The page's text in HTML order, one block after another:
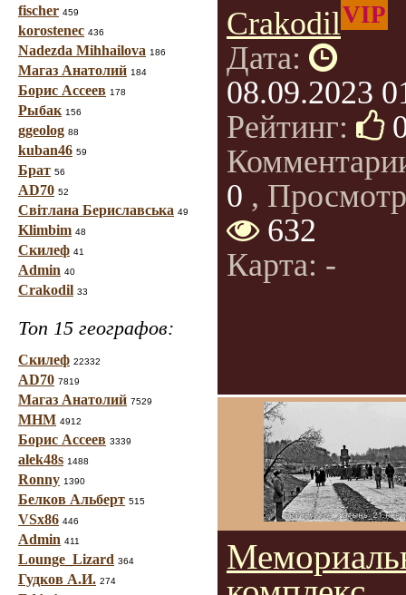
fischer 459
korostenec 436
Nadezda Mihhailova 186
Магаз Анатолий 184
Борис Ассеев 178
Рыбак 156
ggeolog 88
kuban46 59
Брат 56
AD70 52
Світлана Бериславська 49
Klimbim 48
Скилеф 41
Admin 40
Crakodil 33
Топ 15 географов:
Скилеф 22332
AD70 7819
Магаз Анатолий 7529
МНМ 4912
Борис Ассеев 3339
alek48s 1488
Ronny 1390
Белков Альберт 515
VSx86 446
Admin 411
Lounge_Lizard 364
Гудков А.И. 274
CrakodilVIP
Дата:
08.09.2023
Рейтинг:
0 ,
632
Карта: -